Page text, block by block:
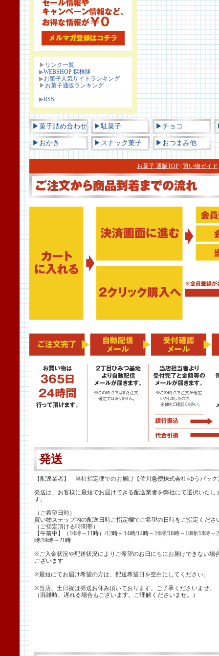
▶ リンク一覧
▶WEBSHOP 探検隊
▶お菓子人気サイトランキング
▶ お菓子通販ランキング
▶RSS
▶菓子詰め合わせ ▶駄菓子 ▶チョコ
▶おかき ▶スナック菓子 ▶おつまみ他
お菓子 通販TOP 買い物ガイド
発送
【配達業者】 当社指定便でのお届け【佐川急便株式会社/ゆうパック
発送は、お客様に最短でお届けできる配送業者を弊社にて選択いたし
す。
（ご希望日時）
買い物ステップ内の配送日時ご指定欄でご希望の日時をご指定くださ
（ご指定頂ける時間帯）
【午前中】（10時～11時）/12時～14時/14時～16時/16時～18時/18時～
時/19時～21時
※ご入金状況や配送状況によりご希望のお日にちにお届けできない場
ございます
※最短にてお届け希望の方は、配送希望日を空白にしてください。
※当店、土日祝は発送お休み頂いております。ご了承くださいませ。
（混雑時、遅れる場合もございます。ご理解くださいませ。）